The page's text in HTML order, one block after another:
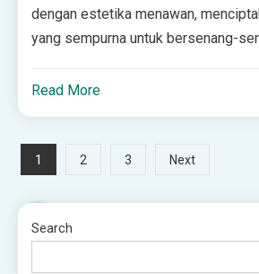
dengan estetika menawan,
yang sempurna untuk bersenang-
Read More
Posts
pagination
1 2 3 Next
Search